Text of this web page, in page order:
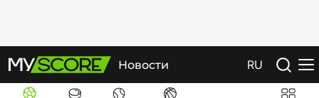
Новости RU